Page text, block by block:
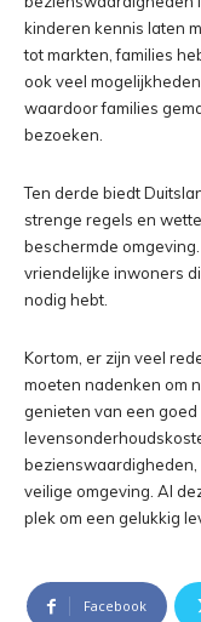
kinderen kennis laten
tot markten, families
ook veel
waardoor families
bezoeken.
Ten derde biedt
strenge regels en
beschermde
vriendelijke inwoners
nodig hebt.
Kortom, er zijn veel
moeten nadenken om
genieten van een
veilige omgeving. Al
plek om een gelukkig
Facebook